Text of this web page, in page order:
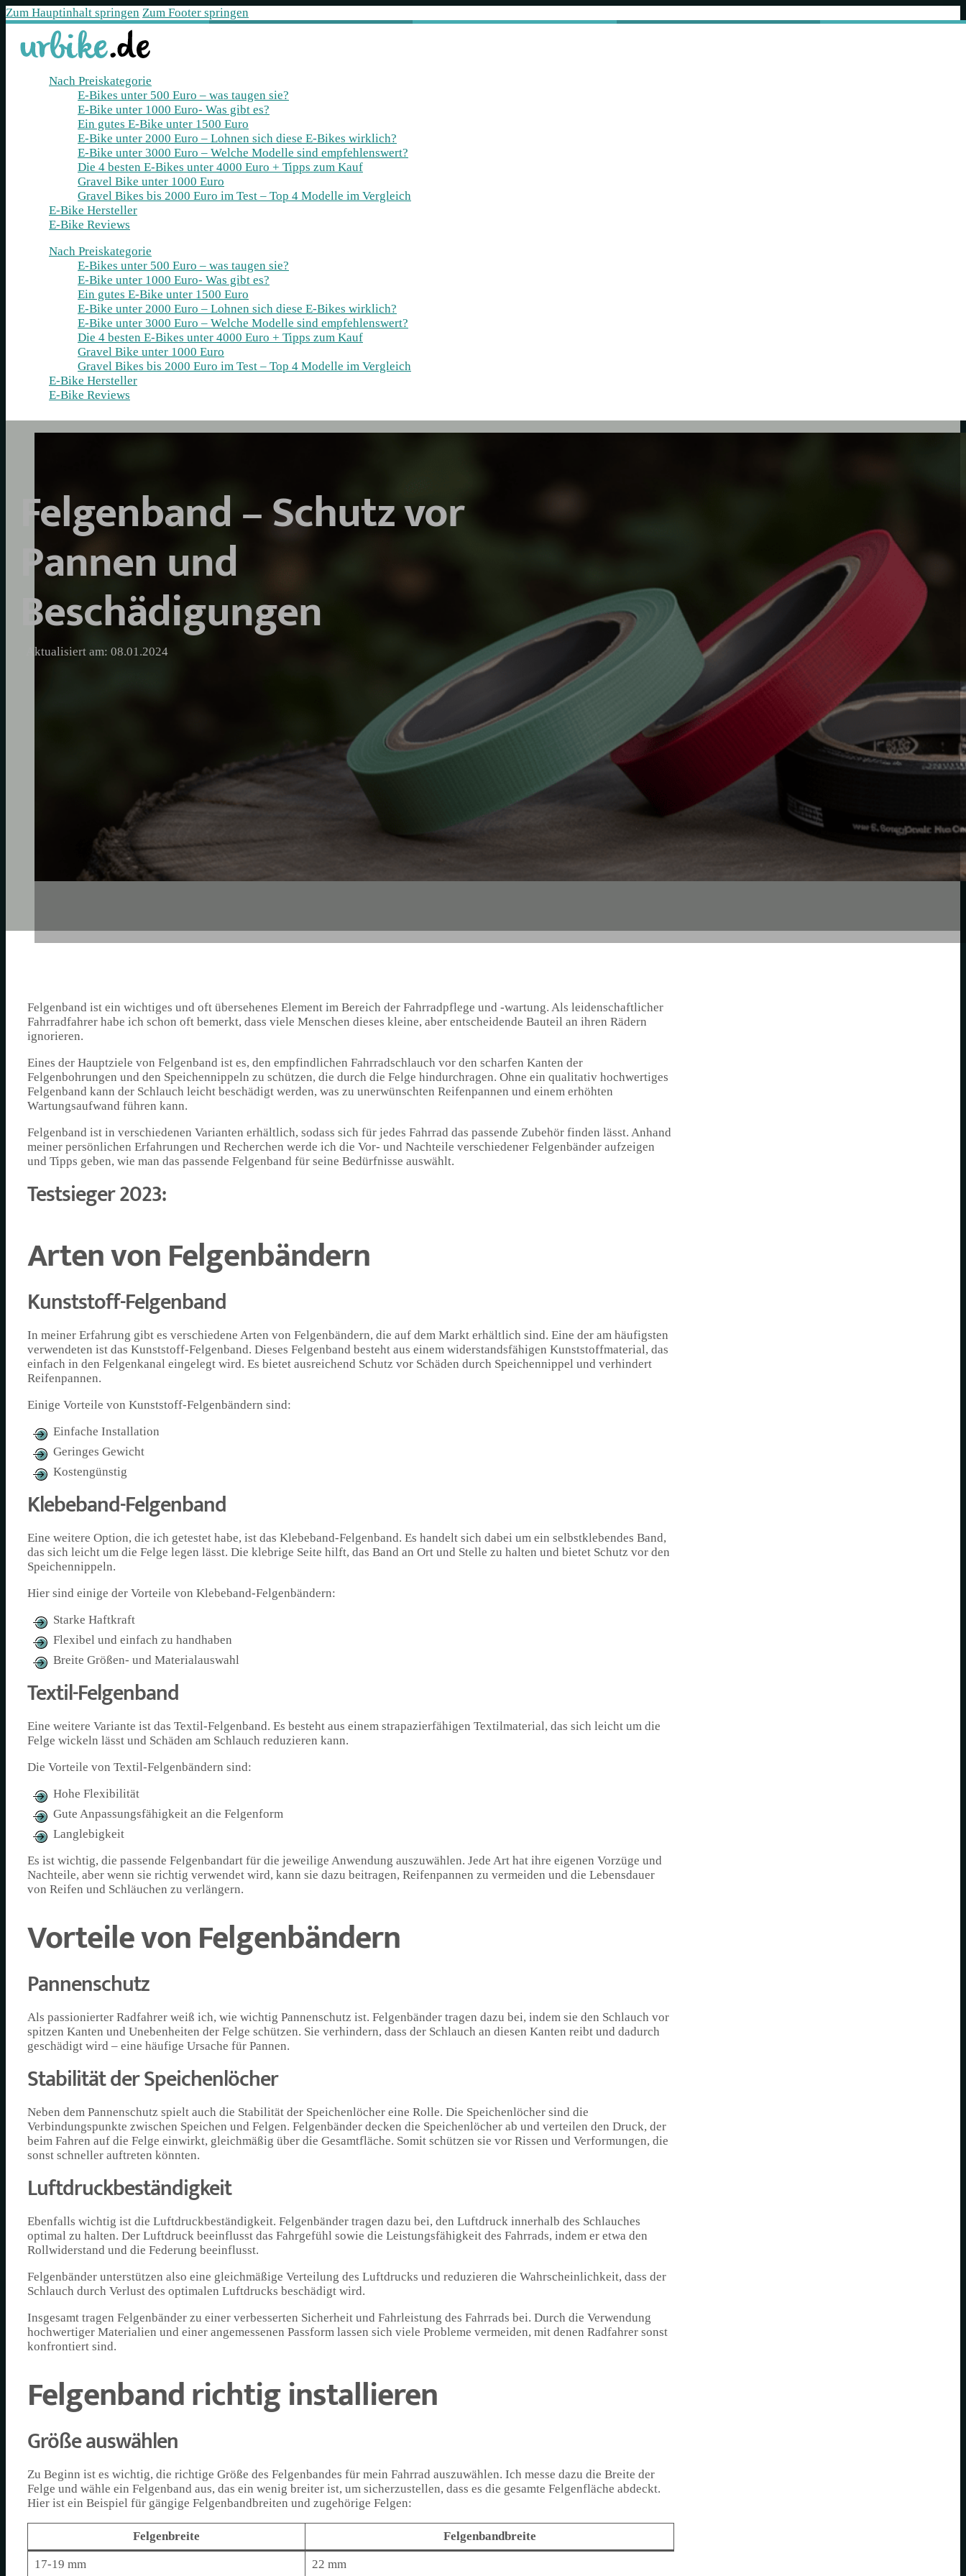
Zum Hauptinhalt springen Zum Footer springen
Nach Preiskategorie
E-Bikes unter 500 Euro – was taugen sie?
E-Bike unter 1000 Euro- Was gibt es?
Ein gutes E-Bike unter 1500 Euro
E-Bike unter 2000 Euro – Lohnen sich diese E-Bikes wirklich?
E-Bike unter 3000 Euro – Welche Modelle sind empfehlenswert?
Die 4 besten E‑Bikes unter 4000 Euro + Tipps zum Kauf
Gravel Bike unter 1000 Euro
Gravel Bikes bis 2000 Euro im Test – Top 4 Modelle im Vergleich
E-Bike Hersteller
E-Bike Reviews
Nach Preiskategorie
E-Bikes unter 500 Euro – was taugen sie?
E-Bike unter 1000 Euro- Was gibt es?
Ein gutes E-Bike unter 1500 Euro
E-Bike unter 2000 Euro – Lohnen sich diese E-Bikes wirklich?
E-Bike unter 3000 Euro – Welche Modelle sind empfehlenswert?
Die 4 besten E‑Bikes unter 4000 Euro + Tipps zum Kauf
Gravel Bike unter 1000 Euro
Gravel Bikes bis 2000 Euro im Test – Top 4 Modelle im Vergleich
E-Bike Hersteller
E-Bike Reviews
Felgenband – Schutz vor
Pannen und
Beschädigungen
Aktualisiert am: 08.01.2024
Felgenband ist ein wichtiges und oft übersehenes Element im Bereich der Fahrradpflege und -wartung. Als leidenschaftlicher
Fahrradfahrer habe ich schon oft bemerkt, dass viele Menschen dieses kleine, aber entscheidende Bauteil an ihren Rädern
ignorieren.
Eines der Hauptziele von Felgenband ist es, den empfindlichen Fahrradschlauch vor den scharfen Kanten der
Felgenbohrungen und den Speichennippeln zu schützen, die durch die Felge hindurchragen. Ohne ein qualitativ hochwertiges
Felgenband kann der Schlauch leicht beschädigt werden, was zu unerwünschten Reifenpannen und einem erhöhten
Wartungsaufwand führen kann.
Felgenband ist in verschiedenen Varianten erhältlich, sodass sich für jedes Fahrrad das passende Zubehör finden lässt. Anhand
meiner persönlichen Erfahrungen und Recherchen werde ich die Vor- und Nachteile verschiedener Felgenbänder aufzeigen
und Tipps geben, wie man das passende Felgenband für seine Bedürfnisse auswählt.
Testsieger 2023:
Arten von Felgenbändern
Kunststoff-Felgenband
In meiner Erfahrung gibt es verschiedene Arten von Felgenbändern, die auf dem Markt erhältlich sind. Eine der am häufigsten
verwendeten ist das Kunststoff-Felgenband. Dieses Felgenband besteht aus einem widerstandsfähigen Kunststoffmaterial, das
einfach in den Felgenkanal eingelegt wird. Es bietet ausreichend Schutz vor Schäden durch Speichennippel und verhindert
Reifenpannen.
Einige Vorteile von Kunststoff-Felgenbändern sind:
Einfache Installation
Geringes Gewicht
Kostengünstig
Klebeband-Felgenband
Eine weitere Option, die ich getestet habe, ist das Klebeband-Felgenband. Es handelt sich dabei um ein selbstklebendes Band,
das sich leicht um die Felge legen lässt. Die klebrige Seite hilft, das Band an Ort und Stelle zu halten und bietet Schutz vor den
Speichennippeln.
Hier sind einige der Vorteile von Klebeband-Felgenbändern:
Starke Haftkraft
Flexibel und einfach zu handhaben
Breite Größen- und Materialauswahl
Textil-Felgenband
Eine weitere Variante ist das Textil-Felgenband. Es besteht aus einem strapazierfähigen Textilmaterial, das sich leicht um die
Felge wickeln lässt und Schäden am Schlauch reduzieren kann.
Die Vorteile von Textil-Felgenbändern sind:
Hohe Flexibilität
Gute Anpassungsfähigkeit an die Felgenform
Langlebigkeit
Es ist wichtig, die passende Felgenbandart für die jeweilige Anwendung auszuwählen. Jede Art hat ihre eigenen Vorzüge und
Nachteile, aber wenn sie richtig verwendet wird, kann sie dazu beitragen, Reifenpannen zu vermeiden und die Lebensdauer
von Reifen und Schläuchen zu verlängern.
Vorteile von Felgenbändern
Pannenschutz
Als passionierter Radfahrer weiß ich, wie wichtig Pannenschutz ist. Felgenbänder tragen dazu bei, indem sie den Schlauch vor
spitzen Kanten und Unebenheiten der Felge schützen. Sie verhindern, dass der Schlauch an diesen Kanten reibt und dadurch
geschädigt wird – eine häufige Ursache für Pannen.
Stabilität der Speichenlöcher
Neben dem Pannenschutz spielt auch die Stabilität der Speichenlöcher eine Rolle. Die Speichenlöcher sind die
Verbindungspunkte zwischen Speichen und Felgen. Felgenbänder decken die Speichenlöcher ab und verteilen den Druck, der
beim Fahren auf die Felge einwirkt, gleichmäßig über die Gesamtfläche. Somit schützen sie vor Rissen und Verformungen, die
sonst schneller auftreten könnten.
Luftdruckbeständigkeit
Ebenfalls wichtig ist die Luftdruckbeständigkeit. Felgenbänder tragen dazu bei, den Luftdruck innerhalb des Schlauches
optimal zu halten. Der Luftdruck beeinflusst das Fahrgefühl sowie die Leistungsfähigkeit des Fahrrads, indem er etwa den
Rollwiderstand und die Federung beeinflusst.
Felgenbänder unterstützen also eine gleichmäßige Verteilung des Luftdrucks und reduzieren die Wahrscheinlichkeit, dass der
Schlauch durch Verlust des optimalen Luftdrucks beschädigt wird.
Insgesamt tragen Felgenbänder zu einer verbesserten Sicherheit und Fahrleistung des Fahrrads bei. Durch die Verwendung
hochwertiger Materialien und einer angemessenen Passform lassen sich viele Probleme vermeiden, mit denen Radfahrer sonst
konfrontiert sind.
Felgenband richtig installieren
Größe auswählen
Zu Beginn ist es wichtig, die richtige Größe des Felgenbandes für mein Fahrrad auszuwählen. Ich messe dazu die Breite der
Felge und wähle ein Felgenband aus, das ein wenig breiter ist, um sicherzustellen, dass es die gesamte Felgenfläche abdeckt.
Hier ist ein Beispiel für gängige Felgenbandbreiten und zugehörige Felgen:
Felgenbreite Felgenbandbreite
17-19 mm 22 mm